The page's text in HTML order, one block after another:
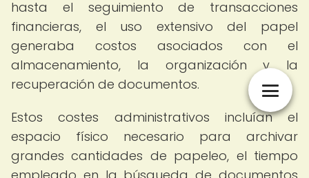
hasta el seguimiento de transacciones
financieras, el uso extensivo del papel
generaba costos asociados con el
almacenamiento, la organización y la
recuperación de documentos.
Estos costes administrativos incluían el
espacio físico necesario para archivar
grandes cantidades de papeleo, el tiempo